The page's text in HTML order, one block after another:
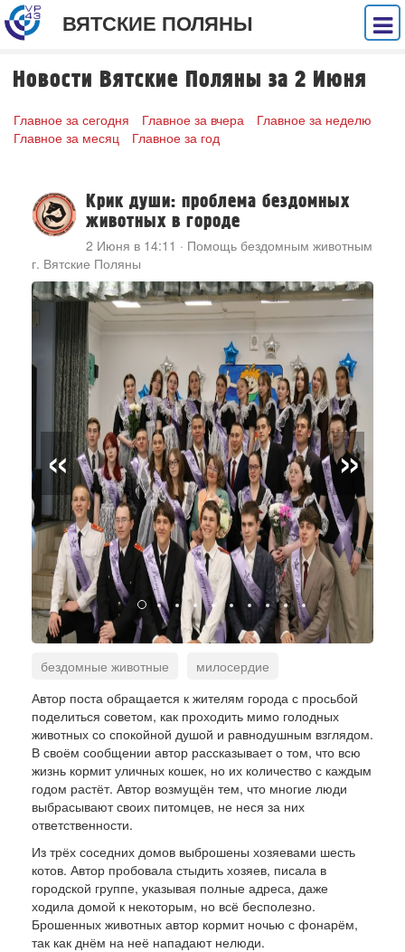
ВЯТСКИЕ ПОЛЯНЫ
Новости Вятские Поляны за 2 Июня
Главное за сегодня Главное за вчера
Главное за неделю
Главное за месяц
Главное за год
Крик души: проблема бездомных
животных в городе
2 Июня в 14:11 · Помощь бездомным животным
г. Вятские Поляны
« »
бездомные животные
милосердие
ответственность
проблема
Автор поста обращается к жителям города с просьбой
поделиться советом, как проходить мимо голодных
животных со спокойной душой и равнодушным взглядом.
В своём сообщении автор рассказывает о том, что всю
жизнь кормит уличных кошек, но их количество с каждым
годом растёт. Автор возмущён тем, что многие люди
выбрасывают своих питомцев, не неся за них
ответственности.
Из трёх соседних домов выброшены хозяевами шесть
котов. Автор пробовала стыдить хозяев, писала в
городской группе, указывая полные адреса, даже
ходила домой к некоторым, но всё бесполезно.
Брошенных животных автор кормит ночью с фонарём,
так как днём на неё нападают нелюди.